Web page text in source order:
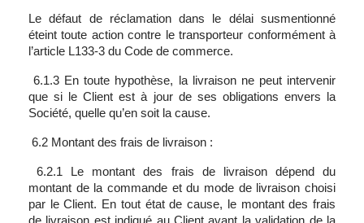
Le défaut de réclamation dans le délai susmentionné
éteint toute action contre le transporteur conformément à
l’article L133-3 du Code de commerce.
6.1.3 En toute hypothèse, la livraison ne peut intervenir
que si le Client est à jour de ses obligations envers la
Société, quelle qu’en soit la cause.
6.2 Montant des frais de livraison :
6.2.1 Le montant des frais de livraison dépend du
montant de la commande et du mode de livraison choisi
par le Client. En tout état de cause, le montant des frais
de livraison est indiqué au Client avant la validation de la